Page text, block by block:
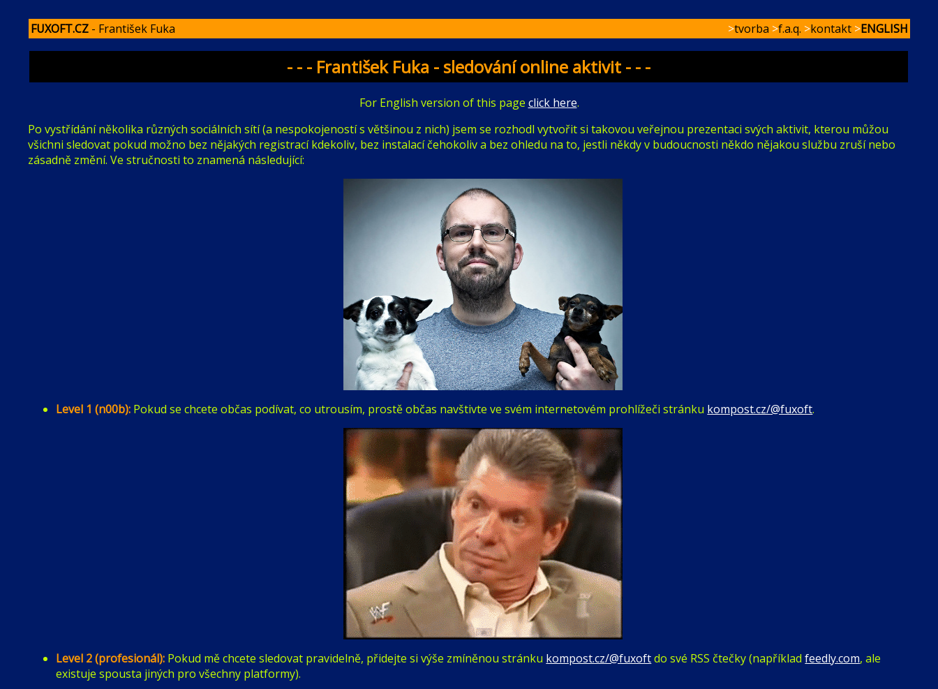
FUXOFT.CZ- František Fuka >tvorba >f.a.q. >kontakt>ENGLISH
- - - František Fuka - sledování online aktivit - - -
For English version of this page click here.
Po vystřídání několika různých sociálních sítí (a nespokojeností s většinou z nich) jsem se rozhodl vytvořit si takovou veřejnou prezentaci svých aktivit, kterou můžou
všichni sledovat pokud možno bez nějakých registrací kdekoliv, bez instalací čehokoliv a bez ohledu na to, jestli někdy v budoucnosti někdo nějakou službu zruší nebo
zásadně změní. Ve stručnosti to znamená následující:
Level 1 (n00b): Pokud se chcete občas podívat, co utrousím, prostě občas navštivte ve svém internetovém prohlížeči stránku kompost.cz/@fuxoft.
Level 2 (profesionál): Pokud mě chcete sledovat pravidelně, přidejte si výše zmíněnou stránku kompost.cz/@fuxoftdo své RSS čtečky (napříkladfeedly.com, ale
existuje spousta jiných pro všechny platformy).